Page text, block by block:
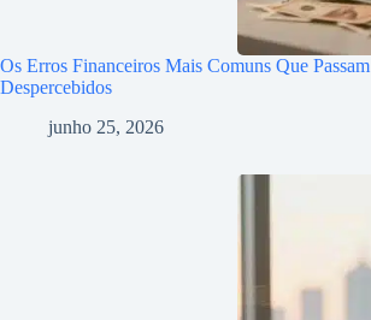
Os Erros Financeiros Mais Comuns Que Passam
Despercebidos
junho 25, 2026